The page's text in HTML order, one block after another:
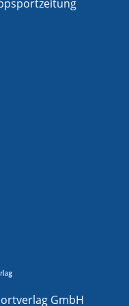
GmbH